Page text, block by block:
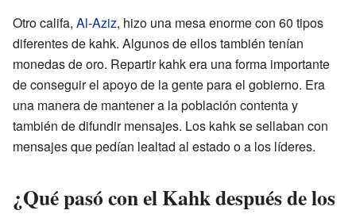
Otro califa, Al-Aziz, hizo una mesa enorme con 60 tipos
diferentes de kahk. Algunos de ellos también tenían
monedas de oro. Repartir kahk era una forma importante
de conseguir el apoyo de la gente para el gobierno. Era
una manera de mantener a la población contenta y
también de difundir mensajes. Los kahk se sellaban con
mensajes que pedían lealtad al estado o a los líderes.
¿Qué pasó con el Kahk después de los